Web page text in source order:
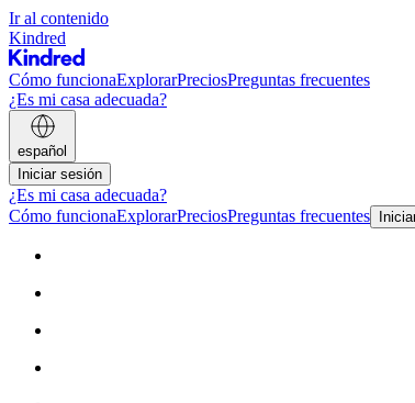
Ir al contenido
Kindred
Cómo funcionaExplorarPreciosPreguntas frecuentes
¿Es mi casa adecuada?
español
Iniciar sesión
¿Es mi casa adecuada?
Cómo funcionaExplorarPreciosPreguntas frecuentes